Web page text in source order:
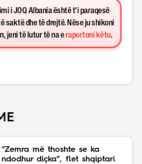
i JOQ Albania është t’i paraqesë
saktë dhe të drejtë. Nëse ju shikoni
jeni të lutur të na e raportoni këtu.
“Zemra më thoshte se ka
ndodhur diçka”, flet shqiptari